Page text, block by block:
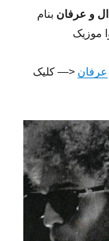
و عرفان بنام
موزیک
عرفان <— کلیک